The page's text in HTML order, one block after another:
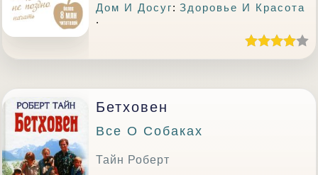
Дом И Досуг:Здоровье И Красота
.
Бетховен
Все О Собаках
Тайн Роберт